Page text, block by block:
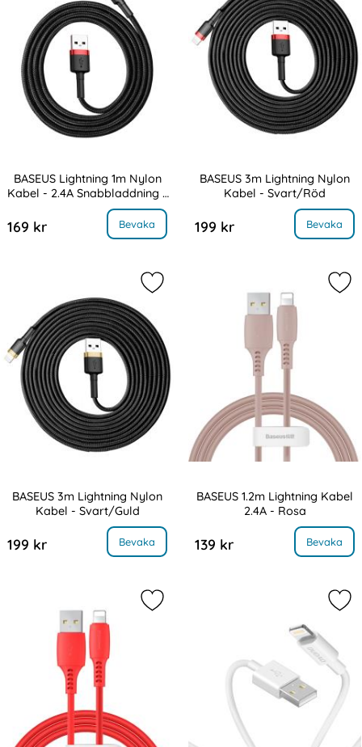
BASEUS Lightning 1m Nylon
Kabel - 2.4A Snabbladdning -
Svart/Röd
169 kr Bevaka
Lightning 1m Nylon Kabel - 2.4A Snabbladdning - Svart/Röd
BASEUS 3m Lightning Nylon
Kabel - Svart/Röd
199 kr Bevaka
, BASEUS 3m Lightning Nylon
BASEUS 3m Lightning Nylon
Kabel - Svart/Guld
199 kr Bevaka
, BASEUS 3m Lightning Nylon Kabel - Svart/Guld
Markera bASEUS 3m Lightning
BASEUS 1.2m Lightning Kabel
2.4A - Rosa
139 kr Bevaka
, BASEUS 1.2m Lightning
Markera bASEUS 1.2m Lightning